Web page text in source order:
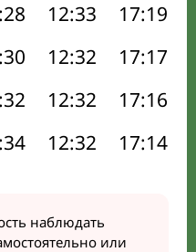
12:33 17:19
12:32 17:17
12:32 17:16
12:32 17:14
наблюдать
или